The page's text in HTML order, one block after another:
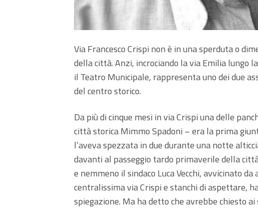
Via Francesco Crispi non è in una sperduta o
della città. Anzi, incrociando la via Emilia lungo
il Teatro Municipale, rappresenta uno dei due
del centro storico.
Da più di cinque mesi in via Crispi una delle
città storica Mimmo Spadoni – era la prima
l’aveva spezzata in due durante una notte
davanti al passeggio tardo primaverile della
e nemmeno il sindaco Luca Vecchi, avvicinato
centralissima via Crispi e stanchi di aspettare,
spiegazione. Ma ha detto che avrebbe chiesto ai